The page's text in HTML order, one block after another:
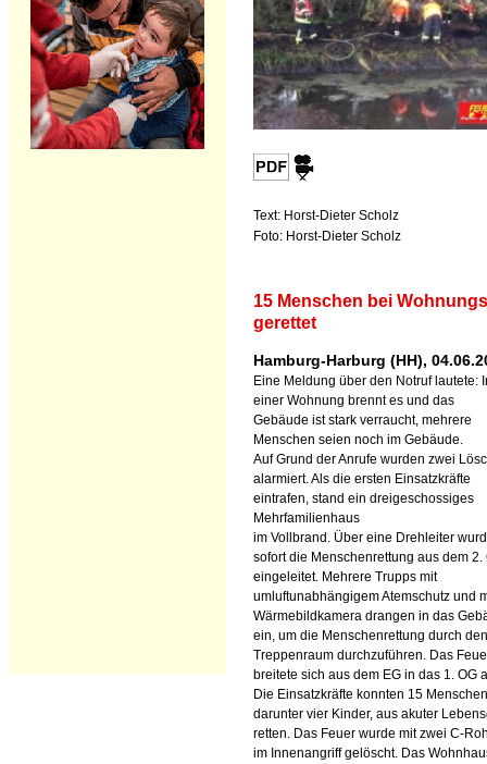
Text: Horst-Dieter Scholz
Foto: Horst-Dieter Scholz
15 Menschen bei
gerettet
Hamburg-Harburg (HH),
Eine Meldung über den Notruf lautete:
einer Wohnung brennt es und das
Gebäude ist stark verraucht, mehrere
Menschen seien noch im Gebäude.
Auf Grund der Anrufe wurden zwei
alarmiert. Als die ersten Einsatzkräfte
eintrafen, stand ein dreigeschossiges
Mehrfamilienhaus
im Vollbrand. Über eine Drehleiter
sofort die Menschenrettung aus dem 2.
eingeleitet. Mehrere Trupps mit
umluftunabhängigem Atemschutz und
Wärmebildkamera drangen in das
ein, um die Menschenrettung durch den
Treppenraum durchzuführen. Das
breitete sich aus dem EG in das 1. OG
Die Einsatzkräfte konnten 15
darunter vier Kinder, aus akuter
retten. Das Feuer wurde mit zwei C-
im Innenangriff gelöscht. Das